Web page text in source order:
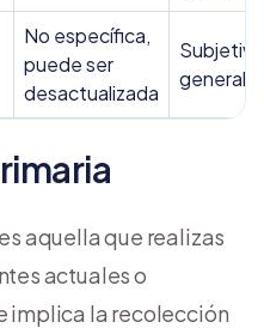
No específica,
puede ser
desactualizada
es aquella que realizas
actuales o
implica la recolección